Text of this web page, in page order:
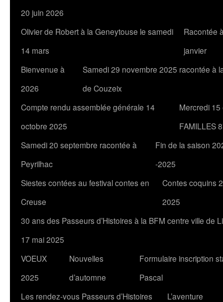
20 juin 2026
Olivier de Robert à la Geneytouse le samedi
14 mars
Racontée
janvier
Bienvenue à
2026
Samedi 29 novembre 2025 racontée à
de Couzeix
Compte rendu assemblée générale 14
octobre 2025
Mercredi
FAMILLES
Samedi 20 septembre racontée à
Peyrilhac
Fin de la saison
-2025
Siestes contées au festival contes en
Creuse
Contes coquins
2025
30 ans des Passeurs d’Histoires à la BFM centre ville de
17 mai 2025
VOEUX
2025
Nouvelles
d’automne
Formulaire inscription
Pascal
Les rendez-vous Passeurs d’Histoires
L’aventure